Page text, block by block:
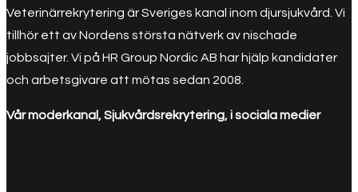
Veterinärrekrytering är Sveriges kanal inom djursjukvård. Vi
tillhör ett av Nordens största nätverk av nischade
jobbsajter. Vi på HR Group Nordic AB har hjälp kandidater
och arbetsgivare att mötas sedan 2008.
Vår moderkanal, Sjukvårdsrekrytering, i sociala medier